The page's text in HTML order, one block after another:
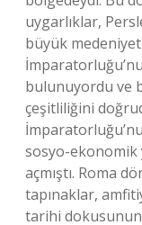
uygarlıklar,
büyük
bulunuyordu ve
çeşitliliğini
sosyo-ekonomik
açmıştı. Roma
tapınaklar,
tarihi dokusunun